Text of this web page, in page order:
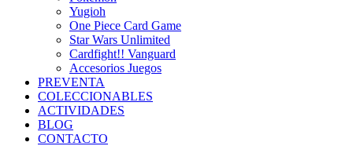
Yugioh
One Piece Card Game
Star Wars Unlimited
Cardfight!! Vanguard
Accesorios Juegos
PREVENTA
COLECCIONABLES
ACTIVIDADES
BLOG
CONTACTO